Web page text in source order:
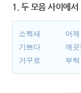
1. 두 모음 사이에서
소쩍새 어깨
기쁘다
깨
거꾸로
부썩